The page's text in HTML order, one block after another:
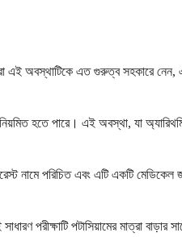
এই অবস্থাটিকে এত গুরুত্ব সহকারে
হতে পারে। এই অবস্থা, যা
নামে পরিচিত এবং এটি একটি
পরীক্ষাটি পটাসিয়ামের মাত্রা